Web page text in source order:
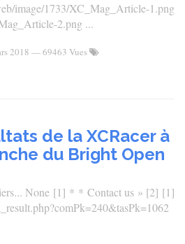
image/1733/XC_Mag_Article-1.png
2.png ...
2018 — 69463 Vues
de la XCRacer à
du Bright Open
None [1] * * Contact us » [2] [1]